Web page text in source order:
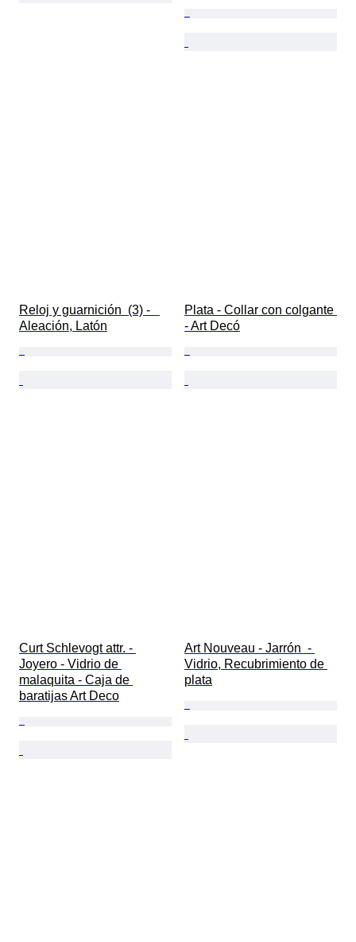
Reloj y guarnición  (3) -
Aleación, Latón
Plata - Collar con colgante
- Art Decó
Curt Schlevogt attr. -
Joyero - Vidrio de
malaquita - Caja de
baratijas Art Deco
Art Nouveau - Jarrón  -
Vidrio, Recubrimiento de
plata